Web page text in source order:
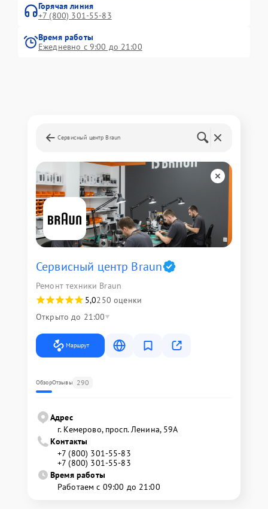
Горячая линия
+7 (800) 301-55-83
Время работы
Ежедневно с 9:00 до 21:00
Сервисный центр Braun
Сервисный центр Braun
Ремонт техники Braun
5,0250 оценки
Открыто до 21:00
Маршрут
ОбзорОтзывы 290
Адрес
г. Кемерово, просп. Ленина, 59А
Контакты
+7 (800) 301-55-83
+7 (800) 301-55-83
Время работы
Работаем с 09:00 до 21:00